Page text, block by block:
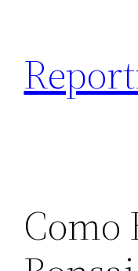
contenido
Como